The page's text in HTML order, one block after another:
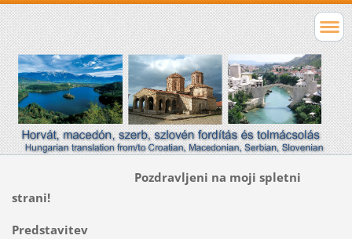
Pozdravljeni na moji spletni
strani!
Predstavitev